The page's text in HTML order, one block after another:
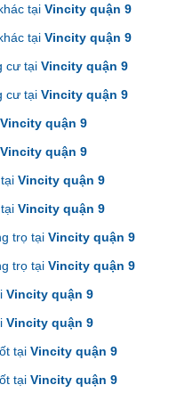
tại Vincity quận 9
tại Vincity quận 9
cư tại Vincity quận 9
cư tại Vincity quận 9
Vincity quận 9
Vincity quận 9
Vincity quận 9
Vincity quận 9
trọ tại Vincity quận 9
trọ tại Vincity quận 9
Vincity quận 9
Vincity quận 9
tại Vincity quận 9
tại Vincity quận 9